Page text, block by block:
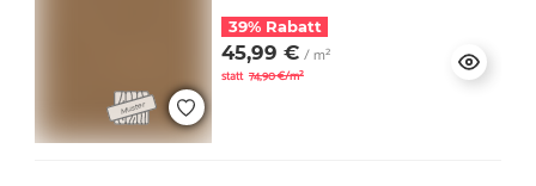
39% Rabatt
45,99 € / m²
statt 74,90 €/m²